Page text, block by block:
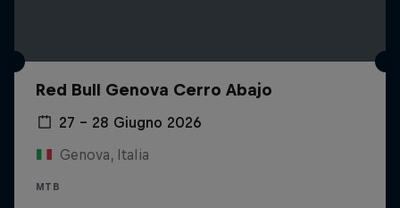
Red Bull Genova Cerro Abajo
27 – 28 Giugno 2026
Genova, Italia
MTB